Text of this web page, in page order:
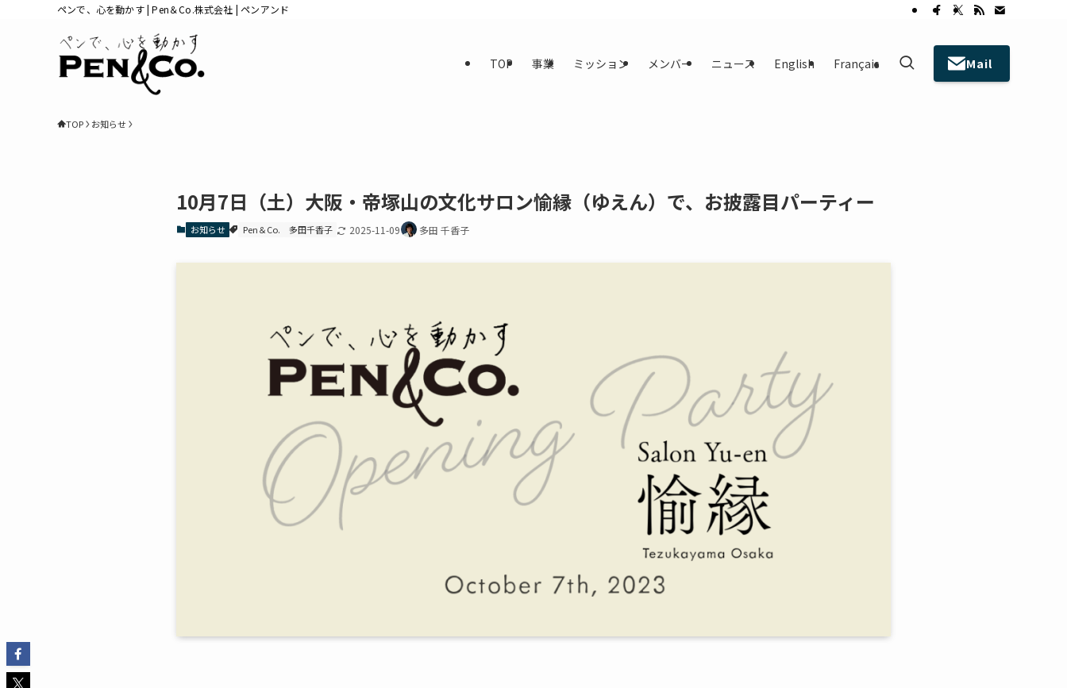
ペンで、心を動かす | Pen＆Co.株式会社 | ペンアンド
TOP 事業 ミッション メンバー ニュース English Français Mail
TOP お知らせ
10月7日（土）大阪・帝塚山の文化サロン愉縁（ゆえん）で、お披露目パーティー
お知らせ Pen＆Co. 多田千香子 2025-11-09 多田 千香子